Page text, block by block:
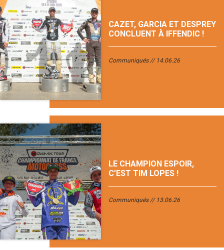
CAZET, GARCIA ET DESPREY
CONCLUENT À IFFENDIC !
Communiqués 14.06.26
LE CHAMPION ESPOIR,
C’EST TIM LOPES !
Communiqués 13.06.26